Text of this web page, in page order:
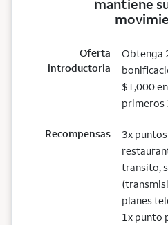
mantiene
Oferta
introductoria
Obtenga
$1,000
primeros
Recompensas
3x
transito,
planes
1x punto